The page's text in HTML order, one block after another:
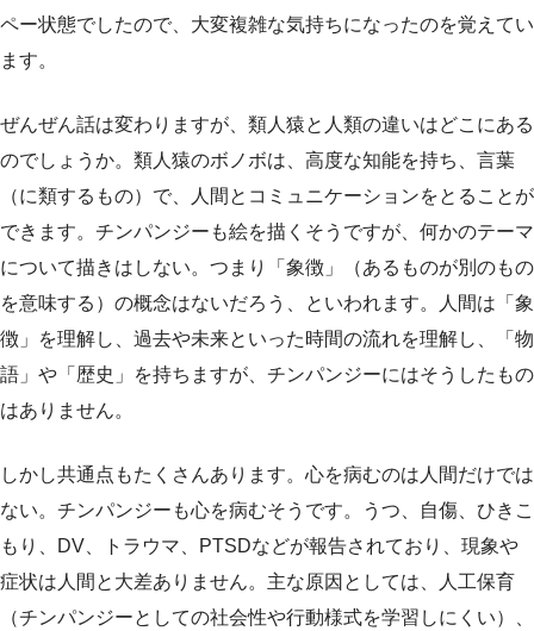
ペー状態でしたので、大変複雑な気持ちになったのを覚えてい
ます。
ぜんぜん話は変わりますが、類人猿と人類の違いはどこにある
のでしょうか。類人猿のボノボは、高度な知能を持ち、言葉
（に類するもの）で、人間とコミュニケーションをとることが
できます。チンパンジーも絵を描くそうですが、何かのテーマ
について描きはしない。つまり「象徴」（あるものが別のもの
を意味する）の概念はないだろう、といわれます。人間は「象
徴」を理解し、過去や未来といった時間の流れを理解し、「物
語」や「歴史」を持ちますが、チンパンジーにはそうしたもの
はありません。
しかし共通点もたくさんあります。心を病むのは人間だけでは
ない。チンパンジーも心を病むそうです。うつ、自傷、ひきこ
もり、DV、トラウマ、PTSDなどが報告されており、現象や
症状は人間と大差ありません。主な原因としては、人工保育
（チンパンジーとしての社会性や行動様式を学習しにくい）、